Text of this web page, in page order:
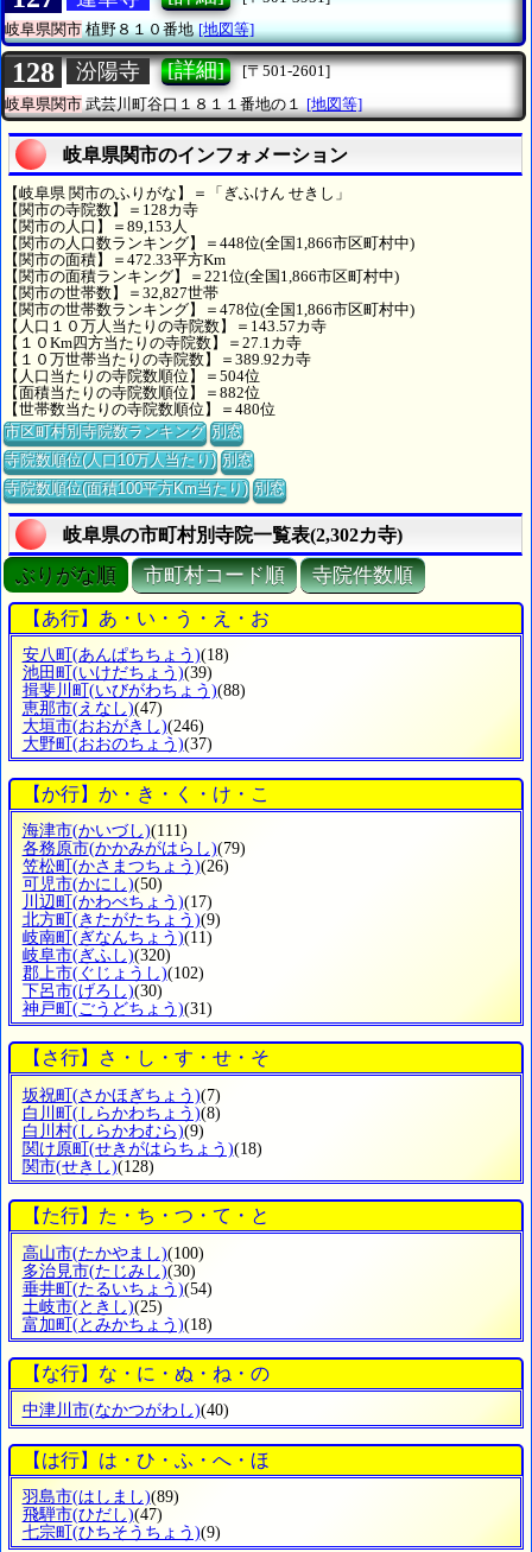
岐阜県関市植野８１０番地 [地図等]
128 汾陽寺 [詳細]
[〒501-2601]
岐阜県関市 武芸川町谷口１８１１番地の１ [地図等]
岐阜県関市のインフォメーション
【岐阜県 関市のふりがな】＝「ぎふけん せきし」
【関市の寺院数】＝128カ寺
【関市の人口】＝89,153人
【関市の人口数ランキング】＝448位(全国1,866市区町村中)
【関市の面積】＝472.33平方Km
【関市の面積ランキング】＝221位(全国1,866市区町村中)
【関市の世帯数】＝32,827世帯
【関市の世帯数ランキング】＝478位(全国1,866市区町村中)
【人口１０万人当たりの寺院数】＝143.57カ寺
【１０Km四方当たりの寺院数】＝27.1カ寺
【１０万世帯当たりの寺院数】＝389.92カ寺
【人口当たりの寺院数順位】＝504位
【面積当たりの寺院数順位】＝882位
【世帯数当たりの寺院数順位】＝480位
市区町村別寺院数ランキング 別窓
寺院数順位(人口10万人当たり) 別窓
寺院数順位(面積100平方Km当たり) 別窓
岐阜県の市町村別寺院一覧表(2,302カ寺)
ぶりがな順 市町村コード順 寺院件数順
【あ行】あ・い・う・え・お
安八町 (あんぱちちょう)(18)
池田町 (いけだちょう)(39)
揖斐川町 (いびがわちょう)(88)
恵那市(えなし)(47)
大垣市(おおがきし)(246)
大野町 (おおのちょう)(37)
【か行】か・き・く・け・こ
海津市(かいづし)(111)
各務原市(かかみがはらし)(79)
笠松町 (かさまつちょう)(26)
可児市(かにし)(50)
川辺町 (かわべちょう)(17)
北方町 (きたがたちょう)(9)
岐南町 (ぎなんちょう)(11)
岐阜市(ぎふし)(320)
郡上市(ぐじょうし)(102)
下呂市(げろし)(30)
神戸町 (ごうどちょう)(31)
【さ行】さ・し・す・せ・そ
坂祝町 (さかほぎちょう)(7)
白川町 (しらかわちょう)(8)
白川村(しらかわむら)(9)
関け原町 (せきがはらちょう)(18)
関市(せきし)(128)
【た行】た・ち・つ・て・と
高山市(たかやまし)(100)
多治見市(たじみし)(30)
垂井町(たるいちょう)(54)
土岐市(ときし)(25)
富加町(とみかちょう)(18)
【な行】な・に・ぬ・ね・の
中津川市(なかつがわし)(40)
【は行】は・ひ・ふ・へ・ほ
羽島市(はしまし)(89)
飛騨市(ひだし)(47)
七宗町 (ひちそうちょう)(9)